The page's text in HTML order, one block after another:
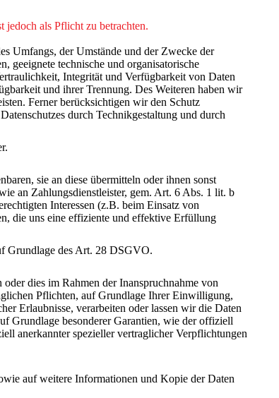
jedoch als Pflicht zu betrachten.
Umfangs, der Umstände und der Zwecke der
geeignete technische und organisatorische
Integrität und Verfügbarkeit von Daten
und ihrer Trennung. Des Weiteren haben wir
Ferner berücksichtigen wir den Schutz
durch Technikgestaltung und durch
sie an diese übermitteln oder ihnen sonst
an Zahlungsdienstleister, gem. Art. 6 Abs. 1 lit. b
Interessen (z.B. beim Einsatz von
die uns eine effiziente und effektive Erfüllung
Grundlage des Art. 28 DSGVO.
dies im Rahmen der Inanspruchnahme von
Pflichten, auf Grundlage Ihrer Einwilligung,
Erlaubnisse, verarbeiten oder lassen wir die Daten
Grundlage besonderer Garantien, wie der offiziell
anerkannter spezieller vertraglicher Verpflichtungen
auf weitere Informationen und Kopie der Daten